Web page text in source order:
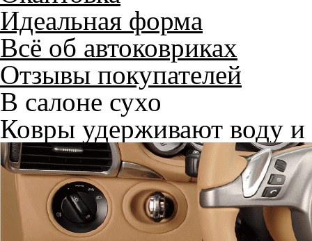
Идеальная форма
Всё об автоковриках
Отзывы покупателей
В салоне сухо
Ковры удерживают воду и